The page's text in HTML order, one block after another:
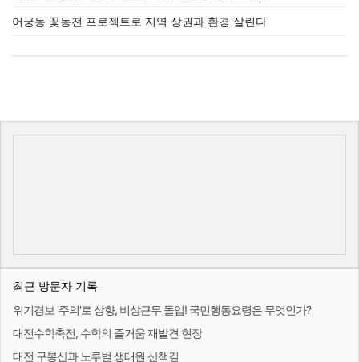
어궁동 꽃동전 프로젝트로 지역 상권과 환경 살린다
최근 방문자 기록
위기경보 '주의'로 상향, 비상근무 돌입! 국민행동요령은 무엇인가?
대전수학축전, 수학의 즐거움 재발견 현장
대전 구봉산과 노루벌 생태원 산책길